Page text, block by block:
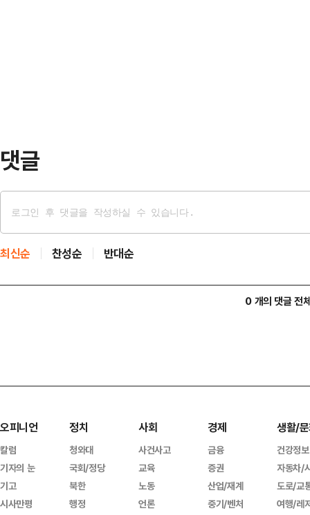
댓글
최신순 찬성순 반대순
0 개의 댓글 전
오피니언
칼럼
기자의 눈
기고
시사만평
정치
청와대
국회/정당
북한
행정
사회
사건사고
교육
노동
언론
경제
금융
증권
산업/재계
중기/벤처
생활/
건강정보
자동차/
도로/교
여행/레